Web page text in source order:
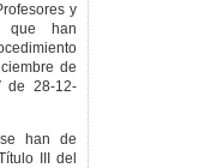
y
que han
de
de 28-12-
han de
III del